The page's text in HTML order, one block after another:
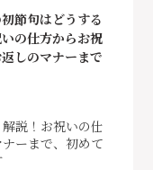
節句はどうする
の仕方からお祝
しのマナーまで
説！お祝いの仕
ーまで、初めて